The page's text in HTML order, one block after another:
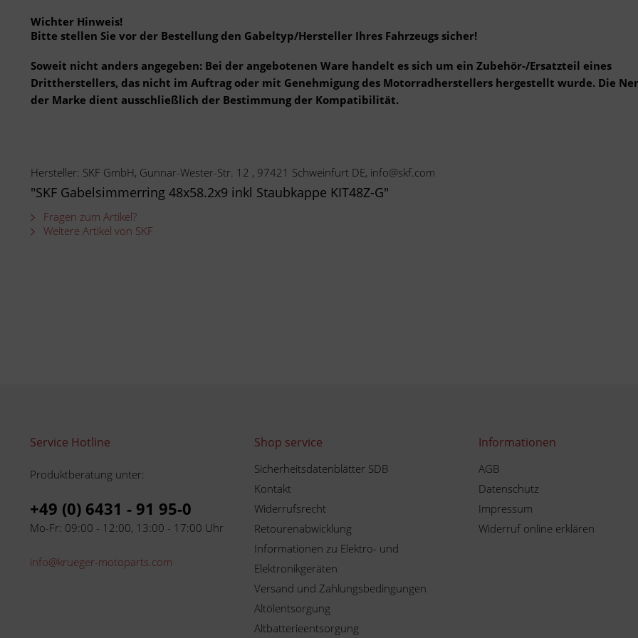
Wichter Hinweis!
Bitte stellen Sie vor der Bestellung den Gabeltyp/Hersteller Ihres Fahrzeugs sicher!
Soweit nicht anders angegeben: Bei der angebotenen Ware handelt es sich um ein Zubehör-/Ersatzteil eines
Drittherstellers, das nicht im Auftrag oder mit Genehmigung des Motorradherstellers hergestellt wurde. Die
der Marke dient ausschließlich der Bestimmung der Kompatibilität.
Hersteller: SKF GmbH, Gunnar-Wester-Str. 12 , 97421 Schweinfurt DE, info@skf.com
"SKF Gabelsimmerring 48x58.2x9 inkl Staubkappe KIT48Z-G"
Fragen zum Artikel?
Weitere Artikel von SKF
Service Hotline
Produktberatung unter:
+49 (0) 6431 - 91 95-0
Mo-Fr: 09:00 - 12:00, 13:00 - 17:00 Uhr
info@krueger-motoparts.com
Shop service
Sicherheitsdatenblätter SDB
Kontakt
Widerrufsrecht
Retourenabwicklung
Informationen zu Elektro- und
Elektronikgeräten
Versand und Zahlungsbedingungen
Altölentsorgung
Altbatterieentsorgung
Informationen
AGB
Datenschutz
Impressum
Widerruf online erklären